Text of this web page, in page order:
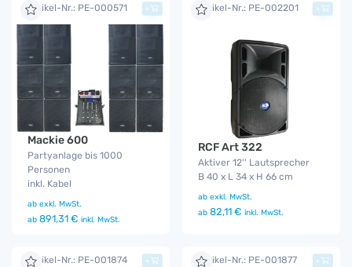
Artikel-Nr.: PE-000571
Mackie 600
Partyanlage bis 1000
Personen
inkl. Kabel
ab exkl. MwSt.
ab 891,31 € inkl. MwSt.
+ Artikel-Nr.: PE-002201
RCF Art 322
Aktiver 12'' Lautsprecher
B 40 x L 34 x H 66 cm
ab exkl. MwSt.
ab 82,11 € inkl. MwSt.
+
Artikel-Nr.: PE-001874 + Artikel-Nr.: PE-001877 +